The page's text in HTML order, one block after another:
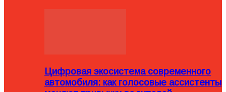
Цифровая экосистема современного
автомобиля: как голосовые ассистенты